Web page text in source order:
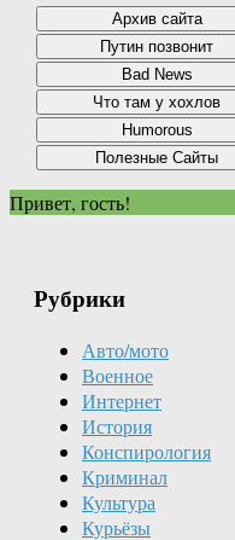
Привет, гость!
Рубрики
Авто/мото
Военное
Интернет
История
Конспирология
Криминал
Культура
Курьёзы